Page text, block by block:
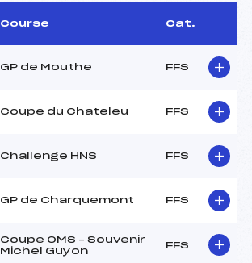
Course Cat.
GP de Mouthe FFS
Coupe du Chateleu FFS
Challenge HNS FFS
GP de Charquemont FFS
Coupe OMS – Souvenir
Michel Guyon
FFS